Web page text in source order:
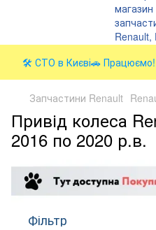
🛠️ СТО в Києві🚗
Запчастини Renault
Привід колеса
2016 по 2020 р.в.
Фільтр